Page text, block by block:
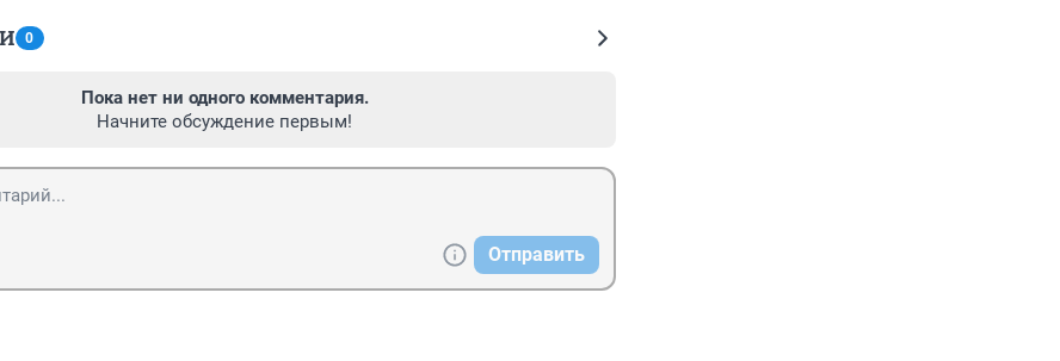
0
Пока нет ни одного комментария.
Начните обсуждение первым!
Отправить